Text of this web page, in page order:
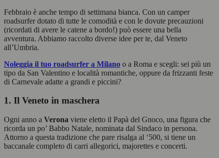
Febbraio è anche tempo di settimana bianca. Con un camper
roadsurfer dotato di tutte le comodità e con le dovute precauzioni
(ricordati di avere le catene a bordo!) può essere una bella
avventura. Abbiamo raccolto diverse idee per te, dal Veneto
all’Umbria.
Noleggia il tuo roadsurfer a Milano o a Roma e scegli: sei più un
tipo da San Valentino e località romantiche, oppure da frizzanti feste
di Carnevale adatte a grandi e piccini?
1. Il Veneto in maschera
Ogni anno a Verona viene eletto il Papà del Gnoco, una figura che
ricorda un po’ Babbo Natale, nominata dal Sindaco in persona.
Attorno a questa tradizione che pare risalga al ‘500, si tiene un
baccanale completo di carri allegorici, majorettes e concerti.